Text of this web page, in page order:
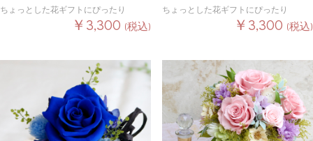
ちょっとした花ギフトにぴったり
￥3,300 (税込)
ちょっとした花ギフトにぴったり
￥3,300 (税込)